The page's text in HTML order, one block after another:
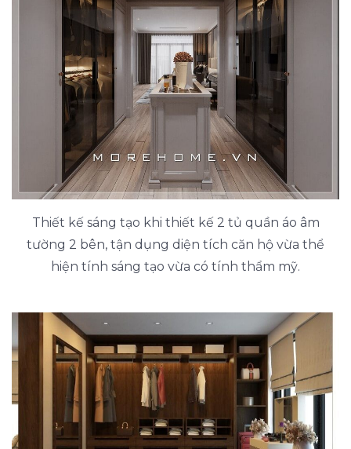
Thiết kế sáng tạo khi thiết kế 2 tủ quần áo âm
tường 2 bên, tận dụng diện tích căn hộ vừa thể
hiện tính sáng tạo vừa có tính thẩm mỹ.